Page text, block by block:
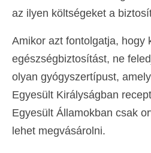
az ilyen költségeket a
Amikor azt fontolgatja, hogy
egészségbiztosítást, ne
olyan gyógyszertípust,
Egyesült Királyságban
Egyesült Államokban csak
lehet megvásárolni.